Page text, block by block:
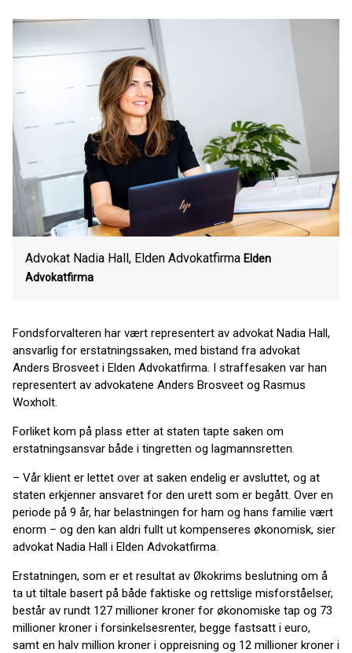
Advokat Nadia Hall, Elden Advokatfirma Elden
Advokatfirma
Fondsforvalteren har vært representert av advokat Nadia Hall,
ansvarlig for erstatningssaken, med bistand fra advokat
Anders Brosveet i Elden Advokatfirma. I straffesaken var han
representert av advokatene Anders Brosveet og Rasmus
Woxholt.
Forliket kom på plass etter at staten tapte saken om
erstatningsansvar både i tingretten og lagmannsretten.
– Vår klient er lettet over at saken endelig er avsluttet, og at
staten erkjenner ansvaret for den urett som er begått. Over en
periode på 9 år, har belastningen for ham og hans familie vært
enorm – og den kan aldri fullt ut kompenseres økonomisk, sier
advokat Nadia Hall i Elden Advokatfirma.
Erstatningen, som er et resultat av Økokrims beslutning om å
ta ut tiltale basert på både faktiske og rettslige misforståelser,
består av rundt 127 millioner kroner for økonomiske tap og 73
millioner kroner i forsinkelsesrenter, begge fastsatt i euro,
samt en halv million kroner i oppreisning og 12 millioner kroner i